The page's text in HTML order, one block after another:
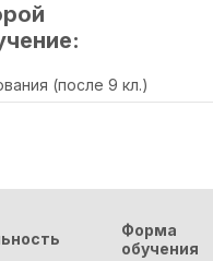
(после 9 кл.)
Форма
обучения